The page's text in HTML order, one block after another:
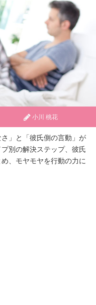
小川 桃花
」と「彼氏側の言動」が
別の解決ステップ、彼氏
、モヤモヤを行動の力に